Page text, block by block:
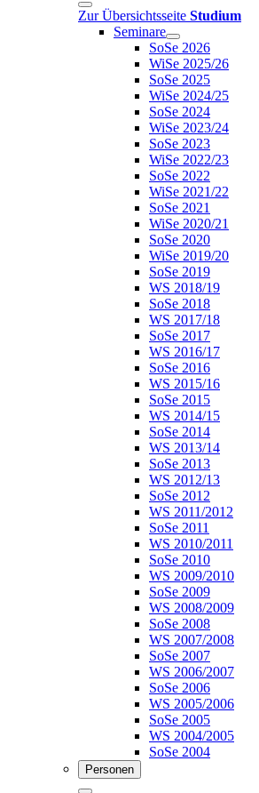
Zur Übersichtsseite Studium
Seminare
SoSe 2026
WiSe 2025/26
SoSe 2025
WiSe 2024/25
SoSe 2024
WiSe 2023/24
SoSe 2023
WiSe 2022/23
SoSe 2022
WiSe 2021/22
SoSe 2021
WiSe 2020/21
SoSe 2020
WiSe 2019/20
SoSe 2019
WS 2018/19
SoSe 2018
WS 2017/18
SoSe 2017
WS 2016/17
SoSe 2016
WS 2015/16
SoSe 2015
WS 2014/15
SoSe 2014
WS 2013/14
SoSe 2013
WS 2012/13
SoSe 2012
WS 2011/2012
SoSe 2011
WS 2010/2011
SoSe 2010
WS 2009/2010
SoSe 2009
WS 2008/2009
SoSe 2008
WS 2007/2008
SoSe 2007
WS 2006/2007
SoSe 2006
WS 2005/2006
SoSe 2005
WS 2004/2005
SoSe 2004
Personen